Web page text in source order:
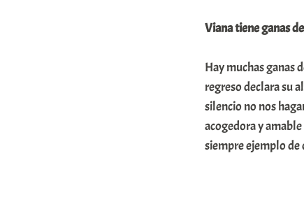
Viana tiene ganas
Hay muchas ganas
regreso declara su
silencio no nos
acogedora y
siempre ejemplo de